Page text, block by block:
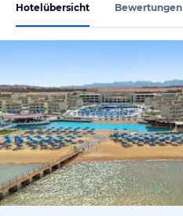
Hotelübersicht Bewertungen